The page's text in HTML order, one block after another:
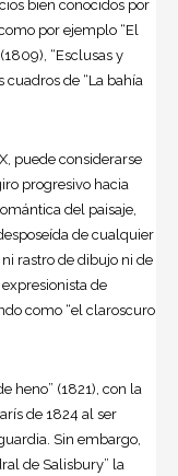
bien conocidos por
por ejemplo “El
“Esclusas y
cuadros de “La bahía
puede considerarse
progresivo hacia
del paisaje,
de cualquier
rastro de dibujo ni de
de
como “el claroscuro
heno” (1821), con la
de 1824 al ser
Sin embargo,
de Salisbury” la